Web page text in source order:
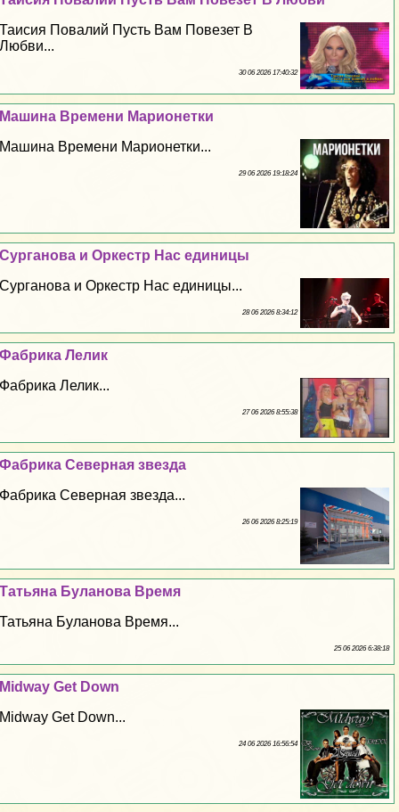
Таисия Повалий Пусть Вам Повезет В
Любви...
30 06 2026 17:40:32
Машина Времени Марионетки
Машина Времени Марионетки...
29 06 2026 19:18:24
Сурганова и Оркестр Нас единицы
Сурганова и Оркестр Нас единицы...
28 06 2026 8:34:12
Фабрика Лелик
Фабрика Лелик...
27 06 2026 8:55:38
Фабрика Северная звезда
Фабрика Северная звезда...
26 06 2026 8:25:19
Татьяна Буланова Время
Татьяна Буланова Время...
25 06 2026 6:38:18
Midway Get Down
Midway Get Down...
24 06 2026 16:56:54